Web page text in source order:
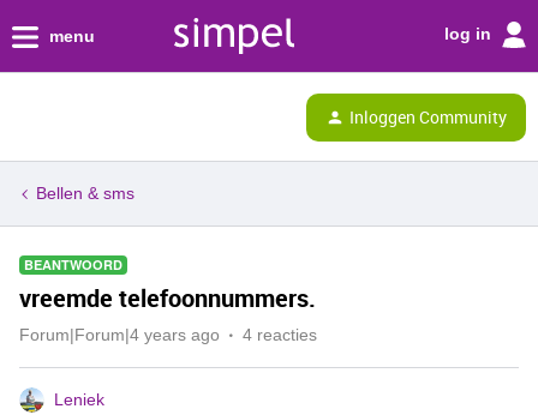
menu log in
Inloggen Community
Bellen & sms
BEANTWOORD
vreemde telefoonnummers.
Forum|Forum|4 years ago 4 reacties
Leniek